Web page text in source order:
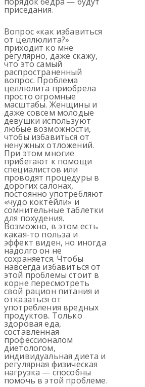
приседания.
Вопрос «как избавиться
от целлюлита?»
приходит ко мне
регулярно, даже скажу,
что это самый
распространенный
вопрос. Проблема
целлюлита приобрела
просто огромные
масштабы. Женщины и
даже совсем молодые
девушки используют
любые возможности,
чтобы избавиться от
ненужных отложений.
При этом многие
прибегают к помощи
специалистов или
проводят процедуры в
дорогих салонах,
постоянно употребляют
«чудо коктейли» и
сомнительные таблетки
для похудения.
Возможно, в этом есть
какая-то польза и
эффект виден, но иногда
надолго он не
сохраняется. Чтобы
навсегда избавиться от
этой проблемы стоит в
корне пересмотреть
свой рацион питания и
отказаться от
употребления вредных
продуктов. Только
здоровая еда,
составленная
профессионалом
диетологом,
индивидуальная диета и
регулярная физическая
нагрузка — способны
помочь в этой проблеме.